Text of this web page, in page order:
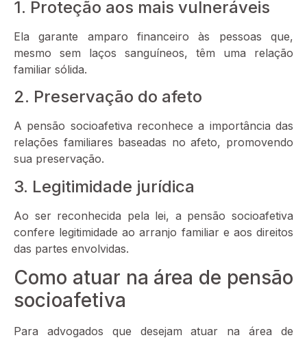
1. Proteção aos mais vulneráveis
Ela garante amparo financeiro às pessoas que,
mesmo sem laços sanguíneos, têm uma relação
familiar sólida.
2. Preservação do afeto
A pensão socioafetiva reconhece a importância das
relações familiares baseadas no afeto, promovendo
sua preservação.
3. Legitimidade jurídica
Ao ser reconhecida pela lei, a pensão socioafetiva
confere legitimidade ao arranjo familiar e aos direitos
das partes envolvidas.
Como atuar na área de pensão
socioafetiva
Para advogados que desejam atuar na área de